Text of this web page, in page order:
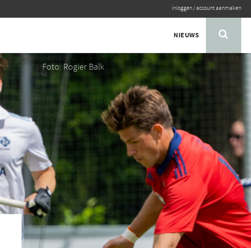
inloggen/account aanmaken
NIEUWS
Foto: Rogier Balk